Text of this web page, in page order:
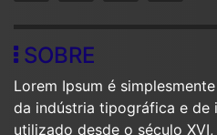
SOBRE
Lorem Ipsum é
da indústria tipográfica e de
utilizado desde o século